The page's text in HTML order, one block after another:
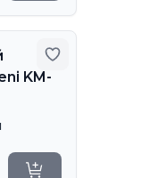
Добавить в
KM-